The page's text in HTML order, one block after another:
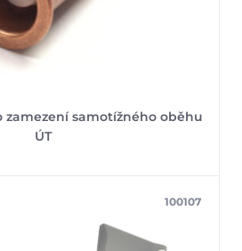
samotížného oběhu
ÚT
100107